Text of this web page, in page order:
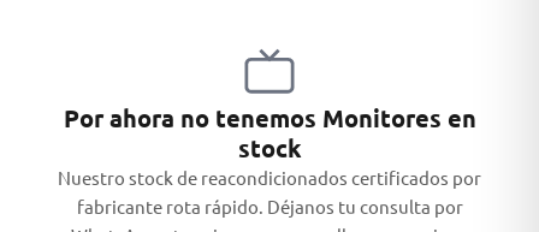
Por ahora no tenemos Monitores en
stock
Nuestro stock de reacondicionados certificados por
fabricante rota rápido. Déjanos tu consulta por